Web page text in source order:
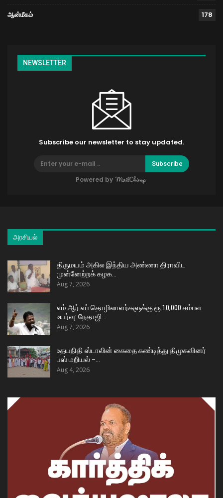
ஆன்மீகம் 178
NEWSLETTER
Subscribe our newsletter to stay updated.
Subscribe
Powered by
அரசியல்
திருமயம் அகில இந்திய அண்ணா திராவிட
முன்னேற்றக் கழக…
Aug 7, 2026
எம் ஆர் எப் தொழிலாளர்களுக்கு ரூ.10,000 சம்பள
உயர்வு: நேதாஜி…
Aug 7, 2026
உதயநிதி ஸ்டாலின் கைதை கண்டித்து திமுகவினர்
பஸ் மறியல் –…
Aug 4, 2026